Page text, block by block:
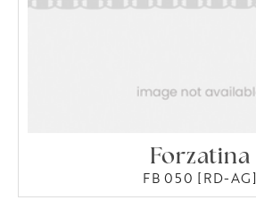
Forzatina
FB 050 [RD-AG]